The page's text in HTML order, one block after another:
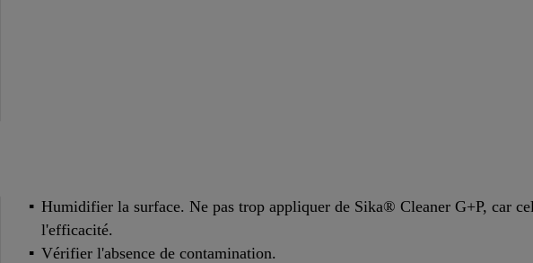
Humidifier la surface. Ne pas trop appliquer de Sika® Cleaner G+P, car
l'efficacité.
Vérifier l'absence de contamination.